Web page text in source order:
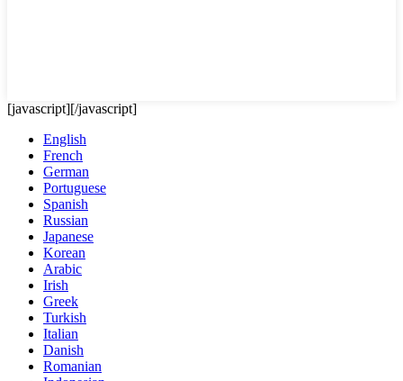
[javascript][/javascript]
English
French
German
Portuguese
Spanish
Russian
Japanese
Korean
Arabic
Irish
Greek
Turkish
Italian
Danish
Romanian